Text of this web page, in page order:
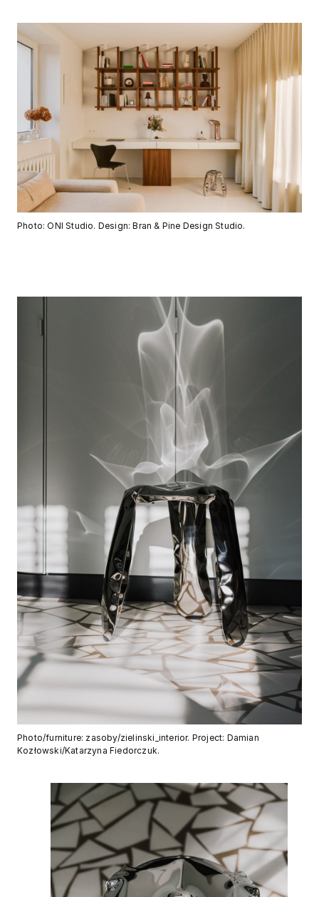
Photo: ONI Studio. Design: Bran & Pine Design Studio.
Photo/furniture: zasoby/zielinski_interior. Project: Damian
Kozłowski/Katarzyna Fiedorczuk.